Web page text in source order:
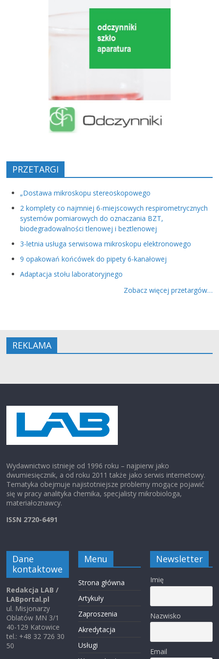
PRZETARGI
„Dostawa mikroskopu stereoskopowego
2 komplety co najmniej 6-miejscowych respirometrycznych
systemów pomiarowych do oznaczania BZT,
biodegradowalności tlenowej i beztlenowej
3-letnia usługa serwisowa mikroskopu elektronowego
9 opakowań końcówek do pipety 6-kanałowej
Adaptacja stołu laboratoryjnego
Zobacz więcej przetargów…
REKLAMA
Wydawnictwo istnieje od 1996 roku – najpierw jako
dwumiesięcznik, a od roku 2011 także jako serwis internetowy.
Tematyka obejmuje najistotniejsze problemy mogące pojawić
się w pracy analityka chemika, specjalisty mikrobiologa,
materiałoznawcy.
ISSN 2720-6491
Dane
kontaktowe
Redakcja LAB /
LABportal.pl
ul. Misjonarzy
Oblatów MN 3/1
40-129 Katowice
tel.: +48 32 726 30
50
Menu
Strona główna
Artykuły
Zaproszenia
Akredytacja
Usługi
Newsletter
Imię
Nazwisko
Email